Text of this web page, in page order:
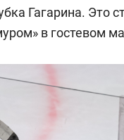
Гагарина. Это
в гостевом